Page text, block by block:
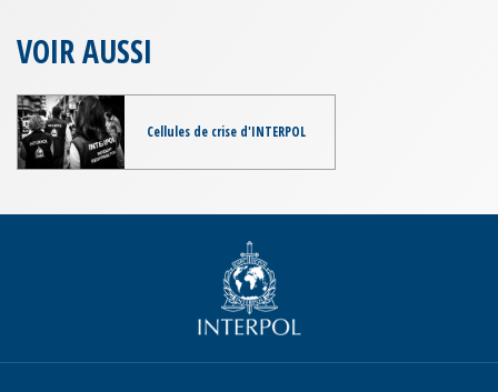
VOIR AUSSI
Cellules de crise d'INTERPOL